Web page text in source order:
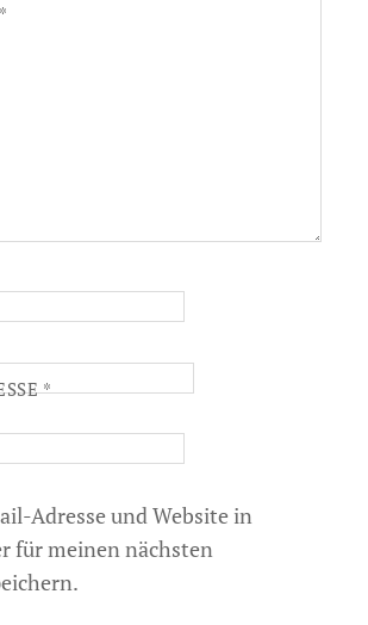
*
*
Adresse und Website in
für meinen nächsten